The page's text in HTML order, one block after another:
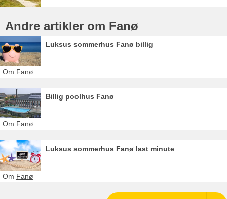
Andre artikler om Fanø
Luksus sommerhus Fanø billig
Om Fanø
Billig poolhus Fanø
Om Fanø
Luksus sommerhus Fanø last minute
Om Fanø